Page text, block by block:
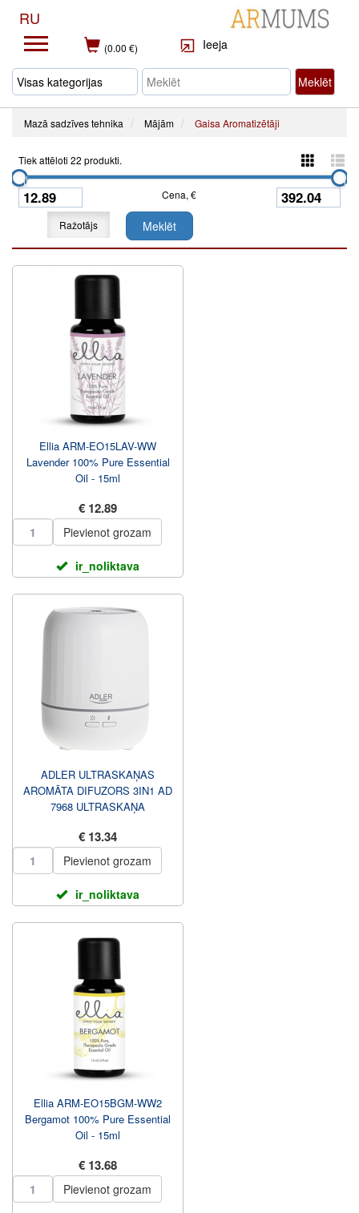
RU
(0.00 €) Ieeja
Meklēt
Mazā sadzīves tehnika Mājām Gaisa Aromatizētāji
Tiek attēloti 22 produkti.
Cena, €
Ražotājs Meklēt
Ellia ARM-EO15LAV-WW
Lavender 100% Pure Essential
Oil - 15ml
€ 12.89
Pievienot grozam
ir_noliktava
ADLER ULTRASKAŅAS
AROMĀTA DIFUZORS 3IN1 AD
7968 ULTRASKAŅA
BALTĀM ISTABĀM
€ 13.34
Pievienot grozam
ir_noliktava
Ellia ARM-EO15BGM-WW2
Bergamot 100% Pure Essential
Oil - 15ml
€ 13.68
Pievienot grozam